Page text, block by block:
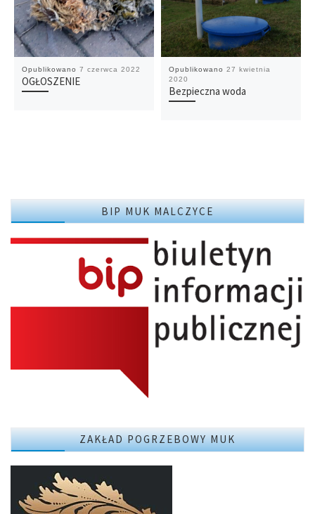
Opublikowano7 czerwca 2022
OGŁOSZENIE
Opublikowano27 kwietnia
2020
Bezpieczna woda
BIP MUK MALCZYCE
ZAKŁAD POGRZEBOWY MUK